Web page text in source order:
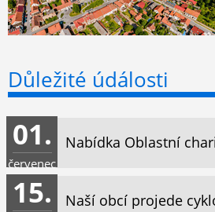
Důležité údálosti
Nabídka Oblastní
01.
červenec
Naší obcí projede
15.